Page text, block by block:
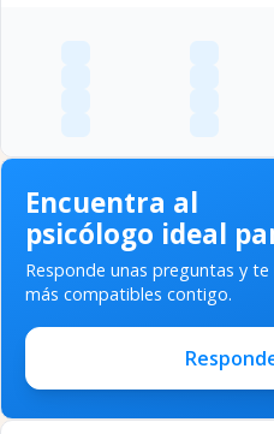
Encuentra al
psicólogo ideal
Responde unas preguntas y
más compatibles contigo.